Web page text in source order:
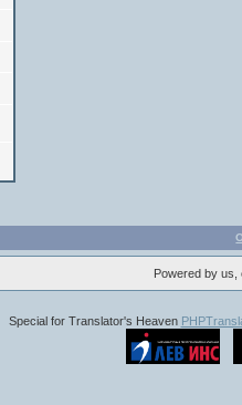
Powered by
Special for Translator's Heaven